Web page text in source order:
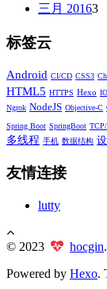
三月 20163
标签云
Android CI/CD CSS3
HTML5 HTTPS Hexo IO
Ngrok NodeJS Objective-C
Spring Boot SpringBoot
多线程 手机 数据结构
友情连接
lutty
© 2023 hocgin.
Powered by Hexo.